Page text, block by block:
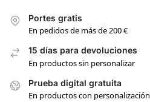
Portes gratis
En pedidos de más de 200 €
15 días para devoluciones
En productos sin personalizar
Prueba digital gratuita
En productos con personalización